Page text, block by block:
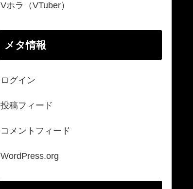
Vホラ（VTuber）
メタ情報
ログイン
投稿フィード
コメントフィード
WordPress.org